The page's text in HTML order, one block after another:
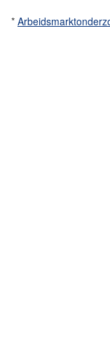
*